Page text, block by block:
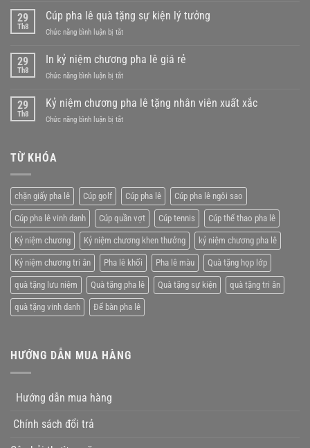
lê
bàn
tặng
29
Th8
Cúp pha lê quà tặng sự kiện lý tưởng
Chức năng bình luận bị tắtở
pha
lê
quà
sự
29
Th8
In kỷ niệm chương pha lê giá rẻ
Chức năng bình luận bị tắtở
kỷ
chương
29
Th8
Kỷ niệm chương pha lê tặng nhân viên xuất xắc
Chức năng bình luận bị tắtở
tặng
nhân
viên
xuất
xắc
TỪ KHÓA
chặn giấy pha lê Cúp golf Cúp pha lê Cúp pha lê ngôi sao
Cúp pha lê vinh danh Cúp quần vợt Cúp tennis Cúp thể thao pha lê
Kỷ niệm chương Kỷ niệm chương khen thưởng kỷ niệm chương pha lê
Kỷ niệm chương tri ân Pha lê khối Pha lê màu Quà tặng họp lớp
quà tặng lưu niệm Quà tặng pha lê Quà tặng sự kiện quà tặng tri ân
quà tặng vinh danh Để bàn pha lê
HƯỚNG DẪN MUA HÀNG
Hướng dẫn mua hàng
Chính sách đổi trả